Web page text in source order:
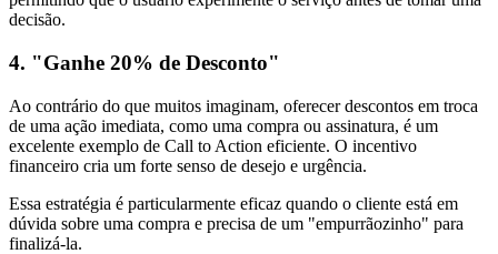
decisão.
4. "Ganhe 20% de Desconto"
Ao contrário do que muitos imaginam, oferecer descontos em troca
de uma ação imediata, como uma compra ou assinatura, é um
excelente exemplo de Call to Action eficiente. O incentivo
financeiro cria um forte senso de desejo e urgência.
Essa estratégia é particularmente eficaz quando o cliente está em
dúvida sobre uma compra e precisa de um "empurrãozinho" para
finalizá-la.